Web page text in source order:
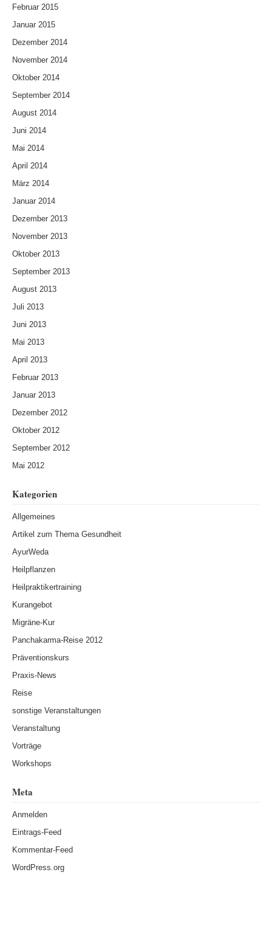
Februar 2015
Januar 2015
Dezember 2014
November 2014
Oktober 2014
September 2014
August 2014
Juni 2014
Mai 2014
April 2014
März 2014
Januar 2014
Dezember 2013
November 2013
Oktober 2013
September 2013
August 2013
Juli 2013
Juni 2013
Mai 2013
April 2013
Februar 2013
Januar 2013
Dezember 2012
Oktober 2012
September 2012
Mai 2012
Kategorien
Allgemeines
Artikel zum Thema Gesundheit
AyurWeda
Heilpflanzen
Heilpraktikertraining
Kurangebot
Migräne-Kur
Panchakarma-Reise 2012
Präventionskurs
Praxis-News
Reise
sonstige Veranstaltungen
Veranstaltung
Vorträge
Workshops
Meta
Anmelden
Eintrags-Feed
Kommentar-Feed
WordPress.org